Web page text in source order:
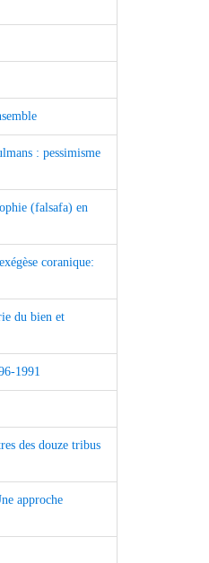
: pessimisme
(falsafa) en
coranique:
du bien et
1991
des douze tribus
approche